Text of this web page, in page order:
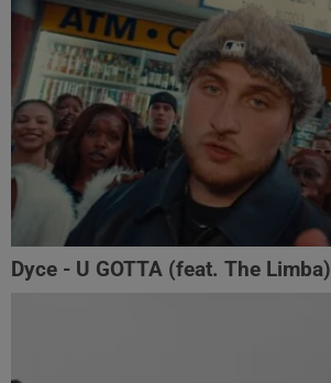
Dyce - U GOTTA (feat. The Limba)